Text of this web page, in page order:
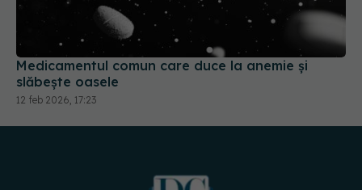
Medicamentul comun care duce la anemie și
slăbește oasele
12 feb 2026, 17:23